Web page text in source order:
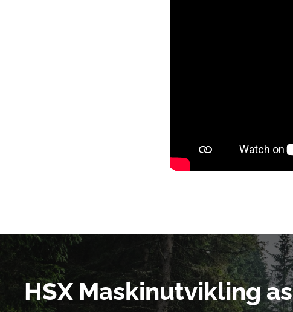
HSX Maskinutvikling as